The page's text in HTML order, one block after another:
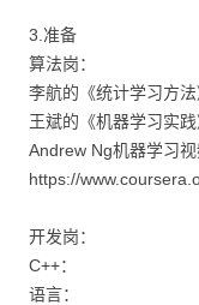
3.准备
算法岗：
李航的《统计学习方
王斌的《机器学习实
Andrew Ng机器学习视
https://
开发岗：
C++：
语言：